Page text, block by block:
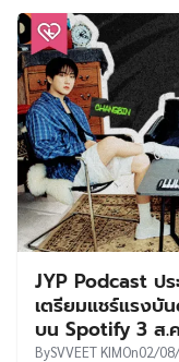
JYP Podcast ปร
เตรียมแชร์แรงบัน
บน Spotify 3 ส.
BySVVEET KIMOn02/